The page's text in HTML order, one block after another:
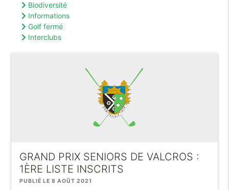
Biodiversité
Informations
Golf fermé
Interclubs
GRAND PRIX SENIORS DE VALCROS :
1ÈRE LISTE INSCRITS
PUBLIÉ LE 8 AOÛT 2021